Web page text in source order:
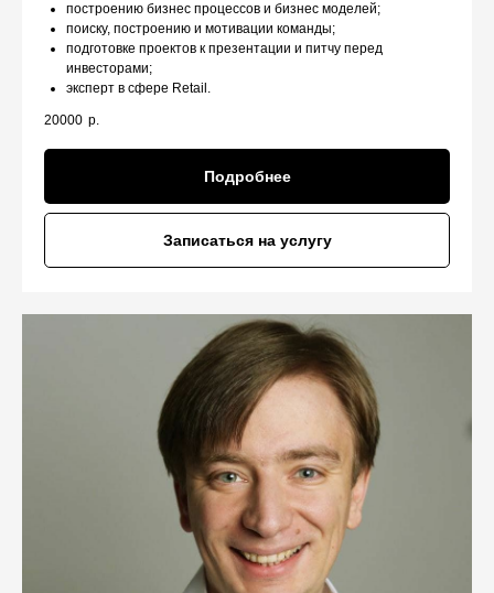
построению бизнес процессов и бизнес моделей;
поиску, построению и мотивации команды;
подготовке проектов к презентации и питчу перед
инвесторами;
эксперт в сфере Retail.
20000 р.
Подробнее
Записаться на услугу